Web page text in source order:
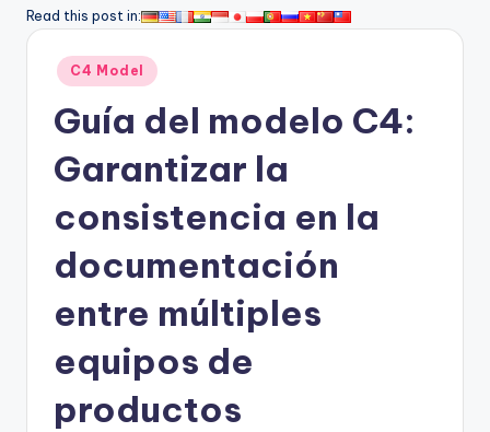
t
Read this post in:
Publicado
en
C4 Model
Guía del modelo C4:
Garantizar la
consistencia en la
documentación
entre múltiples
equipos de
productos